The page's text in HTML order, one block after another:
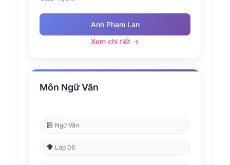
Anh Phạm Lan
Xem chi tiết →
Môn Ngữ Văn
Ngữ Văn
Lớp 06